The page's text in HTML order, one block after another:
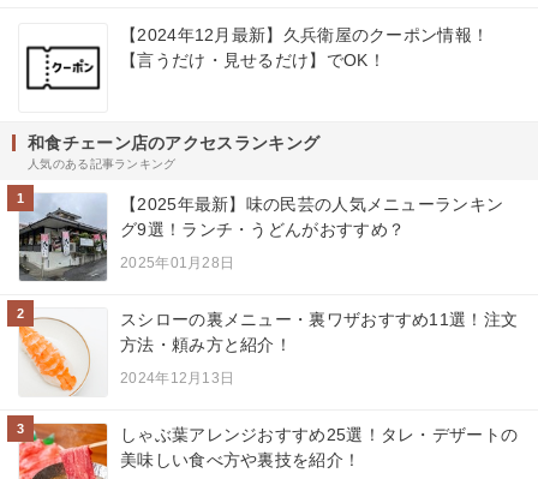
【2024年12月最新】久兵衛屋のクーポン情報！
【言うだけ・見せるだけ】でOK！
和食チェーン店のアクセスランキング
人気のある記事ランキング
1
【2025年最新】味の民芸の人気メニューランキン
グ9選！ランチ・うどんがおすすめ？
2025年01月28日
2
スシローの裏メニュー・裏ワザおすすめ11選！注文
方法・頼み方と紹介！
2024年12月13日
3
しゃぶ葉アレンジおすすめ25選！タレ・デザートの
美味しい食べ方や裏技を紹介！